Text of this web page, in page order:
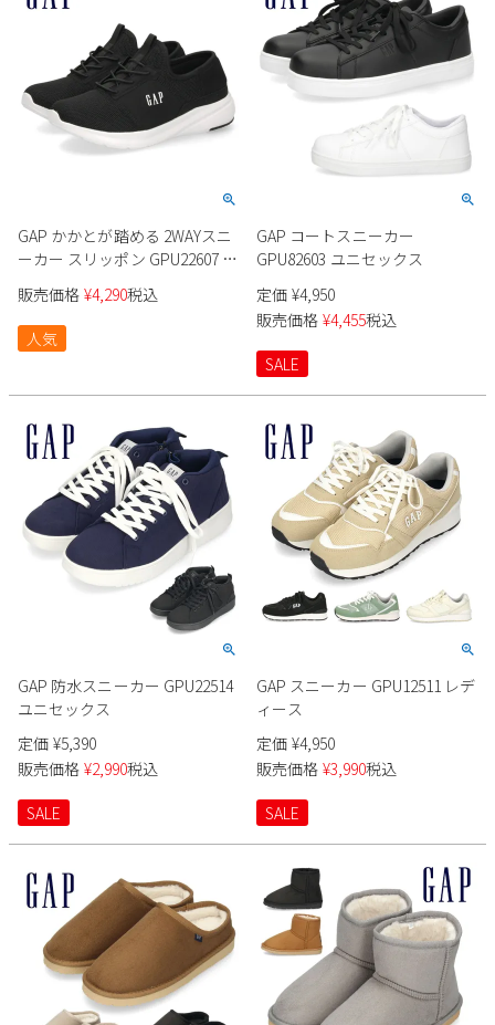
new balance
puma
Parade
SKECHERS
GAP
EDWIN
new balance
asics
瞬足
トートバッグ
ショルダーバッグ
財布
お問い合わせ
メルマガ購買
営業日カレンダー
休業日 お問い合わせ窓口休業日
2026 年8月
1
2
3 4 6
9
10 11 13 14
15
16
17 18 20 21
22
24 25 27 28
29
30
火
土
6
7 8 10 11
12
13
20
24
新規会員登録
会社概要
GAP かかとが踏める 2WAYスニ
ーカー スリッポン GPU22607 ユ
ニセックス
販売価格 ¥4,290税込
人気
GAP コートスニーカー
GPU82603 ユニセックス
定価 ¥4,950
販売価格 ¥4,455税込
SALE
GAP 防水スニーカー GPU22514
ユニセックス
定価 ¥5,390
販売価格 ¥2,990税込
SALE
GAP スニーカー GPU12511 レデ
ィース
定価 ¥4,950
販売価格 ¥3,990税込
SALE